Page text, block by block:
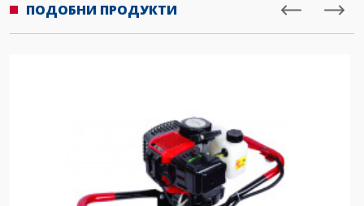
ПОДОБНИ ПРОДУКТИ